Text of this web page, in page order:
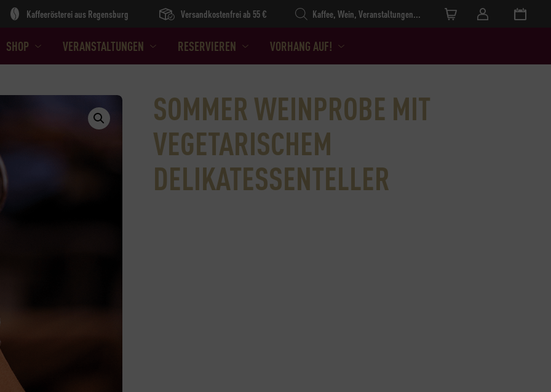
SHOP VERANSTALTUNGEN RESERVIEREN VORHANG AUF!
Kaffeerösterei aus Regensburg Versandkostenfrei ab 55 €
Products search
SOMMER WEINPROBE MIT
VEGETARISCHEM
DELIKATESSENTELLER